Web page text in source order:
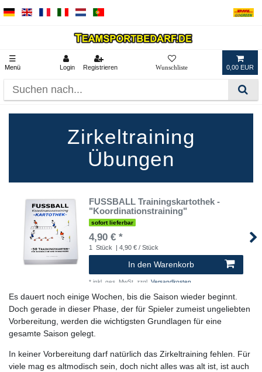
☰
Menü Login Registrieren 0,00 EUR
Zirkeltraining
Übungen
FUSSBALL Trainingskartothek -
"Koordinationstraining"
sofort lieferbar
4,90 € *
1 Stück | 4,90 € / Stück
In den Warenkorb
* inkl. ges. MwSt. zzgl. Versandkosten
Es dauert noch einige Wochen, bis die Saison wieder beginnt.
Doch gerade in dieser Phase, der für Spieler zumeist ungeliebten
Vorbereitung, werden die wichtigsten Grundlagen für eine
gesamte Saison gelegt.
In keiner Vorbereitung darf natürlich das Zirkeltraining fehlen. Für
viele mag es altmodisch sein, doch nicht alles was alt ist, ist auch